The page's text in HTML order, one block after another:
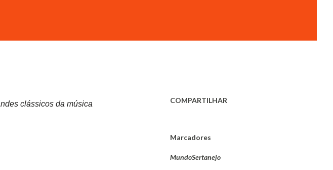
clássicos da música COMPARTILHAR
Marcadores
MundoSertanejo